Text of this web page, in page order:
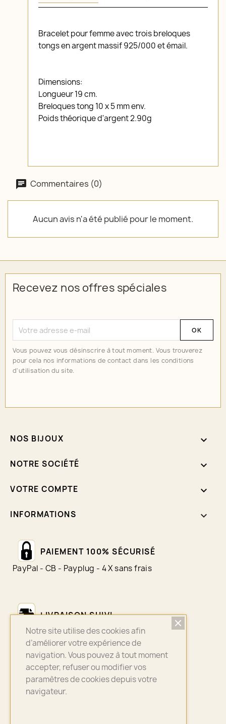
Bracelet pour femme avec trois breloques
tongs en argent massif 925/000 et émail.
Dimensions:
Longueur 19 cm.
Breloques tong 10 x 5 mm env.
Poids théorique d'argent 2.90g
Commentaires (0)
Aucun avis n'a été publié pour le moment.
Recevez nos offres spéciales
Vous pouvez vous désinscrire à tout moment. Vous trouverez
pour cela nos informations de contact dans les conditions
d'utilisation du site.
NOS BIJOUX 
NOTRE SOCIÉTÉ 
VOTRE COMPTE 
INFORMATIONS keyboard_arrow_down
PAIEMENT 100% SÉCURISÉ
PayPal - CB - Payplug - 4 X sans frais
LIVRAISON SUIVI
Colissimo - Chronopost - Mondial Relay
ASSURANCE QUALITÉ
Bijoux sélectionnés avec soin
Notre site utilise des cookies afin
d’améliorer votre expérience de
navigation. Vous pouvez à tout moment
accepter, refuser ou modifier vos
paramètres de cookies depuis votre
navigateur.